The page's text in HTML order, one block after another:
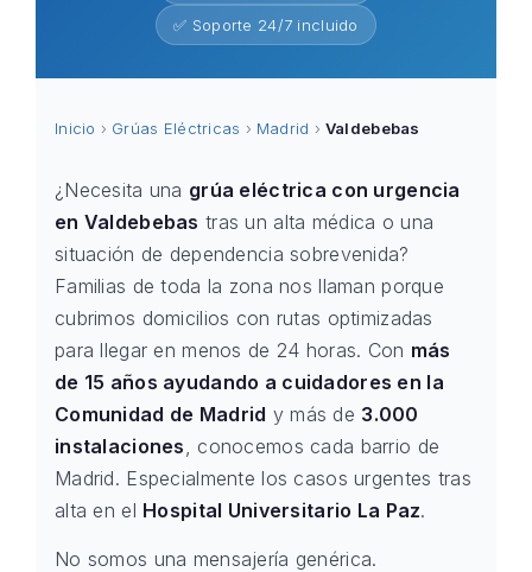
✅ Soporte 24/7 incluido
Inicio › Grúas Eléctricas › Madrid › Valdebebas
¿Necesita una grúa eléctrica con urgencia
en Valdebebas tras un alta médica o una
situación de dependencia sobrevenida?
Familias de toda la zona nos llaman porque
cubrimos domicilios con rutas optimizadas
para llegar en menos de 24 horas. Con más
de 15 años ayudando a cuidadores en la
Comunidad de Madrid y más de 3.000
instalaciones, conocemos cada barrio de
Madrid. Especialmente los casos urgentes tras
alta en el Hospital Universitario La Paz.
No somos una mensajería genérica.